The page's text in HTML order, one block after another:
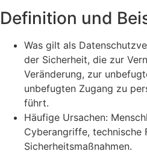
Definition und
Was gilt als
der Sicherheit, die zur
Veränderung, zur
unbefugten Zugang zu
führt.
Häufige Ursachen:
Cyberangriffe, technische
Sicherheitsmaßnahmen.